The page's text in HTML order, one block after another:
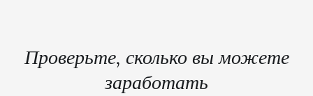
Проверьте, сколько вы можете
заработать